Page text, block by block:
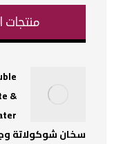
منتجات
&
سخان شوكولاتة